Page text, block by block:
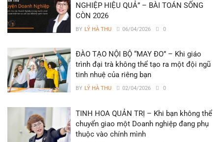
NGHIỆP HIỆU QUẢ” – BÀI TOÁN SỐNG
CÒN 2026
BY LÝ HÀ THU 06/04/2026 0
ĐÀO TẠO NỘI BỘ “MAY ĐO” – Khi giáo
trình đại trà không thể tạo ra một đội ngũ
tinh nhuệ của riêng bạn
BY LÝ HÀ THU 02/04/2026 0
TINH HOA QUẢN TRỊ – Khi bạn không thể
chuyển giao một Doanh nghiệp đang phụ
thuộc vào chính mình